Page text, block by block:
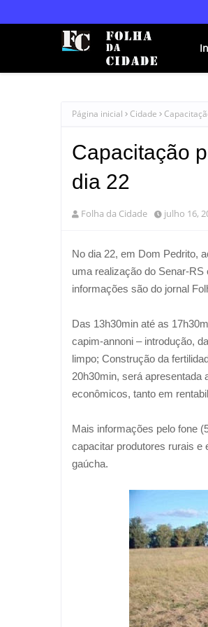
Página inicial Cidade
Capacitação
dia 22
Folha da Cidade julho 16,
No dia 22, em Dom Pedrito,
uma realização do Senar-
informações são do jornal
Das 13h30min até as
capim-annoni – introdução,
limpo; Construção da
20h30min, será apresentada
econômicos, tanto em
Mais informações pelo fone
capacitar produtores rurais e
gaúcha.